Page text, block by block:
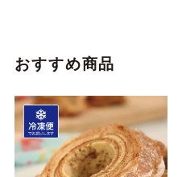
おすすめ商品